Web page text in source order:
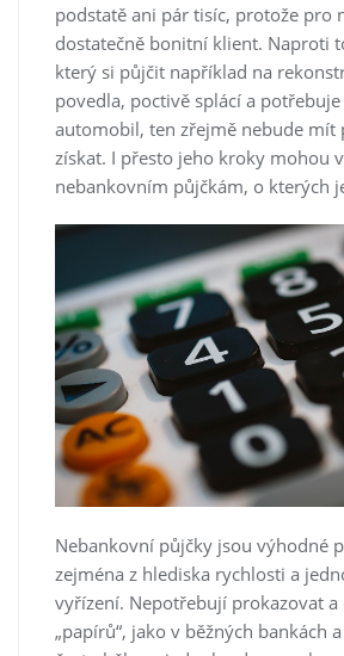
podstatě ani pár tisíc, protože pro
dostatečně bonitní klient. Naproti
který si půjčit například na
povedla, poctivě splácí a
automobil, ten zřejmě nebude mít
získat. I přesto jeho kroky mohou
nebankovním půjčkám, o kterých
Nebankovní půjčky jsou výhodné
zejména z hlediska rychlosti a
vyřízení. Nepotřebují prokazovat
„papírů“, jako v běžných bankách